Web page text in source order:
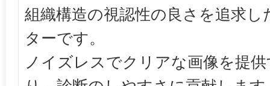
組織構造の視認性の良さを追求し
ターです。
ノイズレスでクリアな画像を提